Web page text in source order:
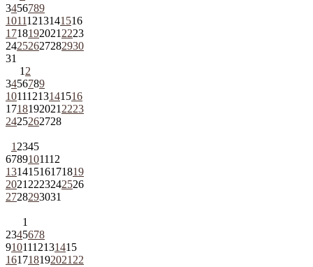
3456789
10111213141516
1718192021 2223
24252627282930
31
1 2
3456789
10111213141516
1718192021 2223
2425262728
1 2345
6789101112
13141516171819
2021 2223242526
2728293031
1
2345678
9101112131415
161718192021 22